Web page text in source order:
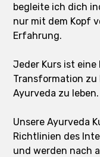
begleite ich dich
nur mit dem Kopf
Erfahrung.
Jeder Kurs ist
Transformation zu
Ayurveda zu leben.
Unsere Ayurveda
Richtlinien des
und werden nach